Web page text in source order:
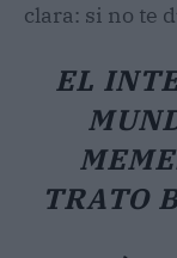
clara: si no te
EL
TRATO